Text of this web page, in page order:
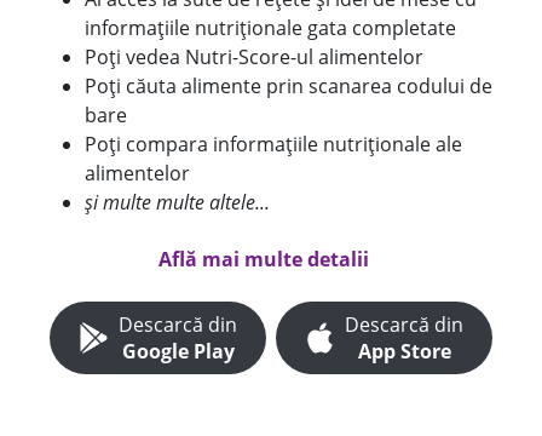
informațiile nutriționale gata completate
Poți vedea Nutri-Score-ul alimentelor
Poți căuta alimente prin scanarea codului de
bare
Poți compara informațiile nutriționale ale
alimentelor
și multe multe altele...
Află mai multe detalii
Descarcă din
Google Play
Descarcă din
App Store